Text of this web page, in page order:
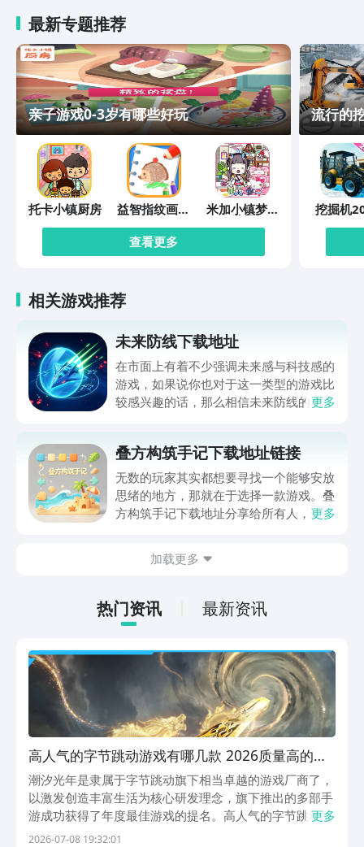
最新专题推荐
亲子游戏0-3岁有哪些好玩
托卡小镇厨房 益智指纹画画
板
米加小镇梦幻
世界
查看更多
流行的
挖掘机
相关游戏推荐
未来防线下载地址
在市面上有着不少强调未来感与科技感的
游戏，如果说你也对于这一类型的游戏比
较感兴趣的话，那么相信未来防线的名字
关链接，在最近这款游戏的热度非常之
高，无论是先进前卫的背景设定，还是紧
张有趣的战斗玩法，都吸引着不少同学的
关注，你是否也想要提前进行预约，方便
更多
叠方构筑手记下载地址链接
无数的玩家其实都想要寻找一个能够安放
思绪的地方，那就在于选择一款游戏。叠
方构筑手记下载地址分享给所有人，这一
情。如果大家想要下载这款游戏，其实方
下游戏的主要乐趣吧。
更多
加载更多
热门资讯 最新资讯
高人气的字节跳动游戏有哪几款 2026质量高的字
节跳动游戏介绍
潮汐光年是隶属于字节跳动旗下相当卓越的游戏厂商了，
以激发创造丰富生活为核心研发理念，旗下推出的多部手
游成功获得了年度最佳游戏的提名。高人气的字节跳动游
戏有哪些。推荐一个让玩家们畅玩无忧的游戏福利平台，
更多
2026-07-08 19:32:01